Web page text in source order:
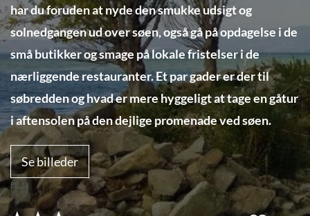
har du foruden at nyde den smukke udsigt og
solnedgangen ud over søen, også gå på opdagelse i de
små butikker og smage på lokale fristelser i de
nærliggende restauranter. Et par gader er der til
søbredden og hvad er mere hyggeligt at tage en gåtur
i aftensolen på den dejlige promenade ved søen.
Se billeder